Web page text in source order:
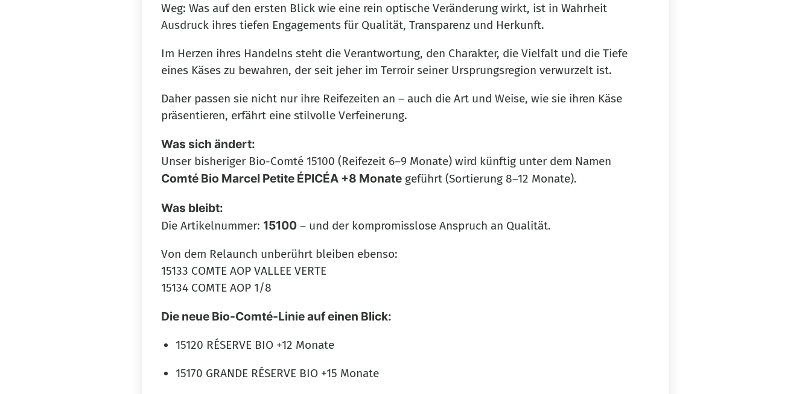
Weg: Was auf den ersten Blick wie eine rein optische Veränderung wirkt, ist in Wahrheit
Ausdruck ihres tiefen Engagements für Qualität, Transparenz und Herkunft.
Im Herzen ihres Handelns steht die Verantwortung, den Charakter, die Vielfalt und die Tiefe
eines Käses zu bewahren, der seit jeher im Terroir seiner Ursprungsregion verwurzelt ist.
Daher passen sie nicht nur ihre Reifezeiten an – auch die Art und Weise, wie sie ihren Käse
präsentieren, erfährt eine stilvolle Verfeinerung.
Was sich ändert:
Unser bisheriger Bio-Comté 15100 (Reifezeit 6–9 Monate) wird künftig unter dem Namen
Comté Bio Marcel Petite ÉPICÉA +8 Monategeführt (Sortierung 8–12 Monate).
Was bleibt:
Die Artikelnummer: 15100– und der kompromisslose Anspruch an Qualität.
Von dem Relaunch unberührt bleiben ebenso:
15133 COMTE AOP VALLEE VERTE
15134 COMTE AOP 1/8
Die neue Bio-Comté-Linie auf einen Blick:
15120 RÉSERVE BIO +12 Monate
15170 GRANDE RÉSERVE BIO +15 Monate